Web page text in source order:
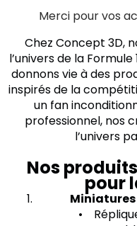
Merci pour vos
Chez Concept 3D,
l’univers de la Formule
donnons vie à des
inspirés de la
un fan
professionnel, nos
l’univers
Nos
pour
•